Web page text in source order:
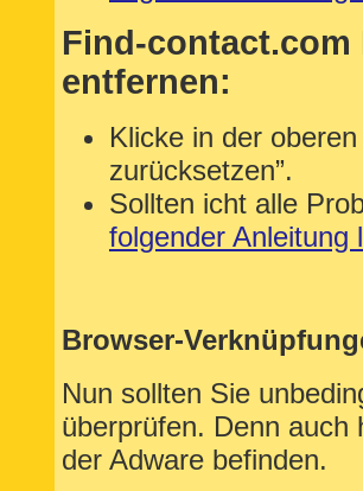
Find-contact.com
entfernen:
Klicke in der
zurücksetzen”.
Sollten icht alle
folgender Anleitung
Browser-
Nun sollten Sie
überprüfen. Denn auch
der Adware befinden.